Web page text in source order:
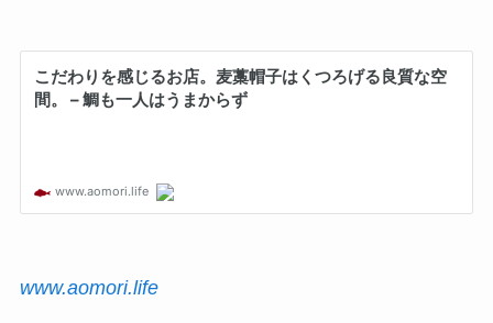
www.aomori.life